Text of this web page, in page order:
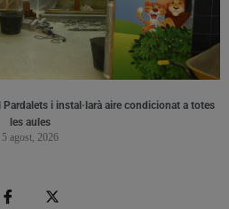
i instal·larà aire condicionat a totes
les aules
5 agost, 2026